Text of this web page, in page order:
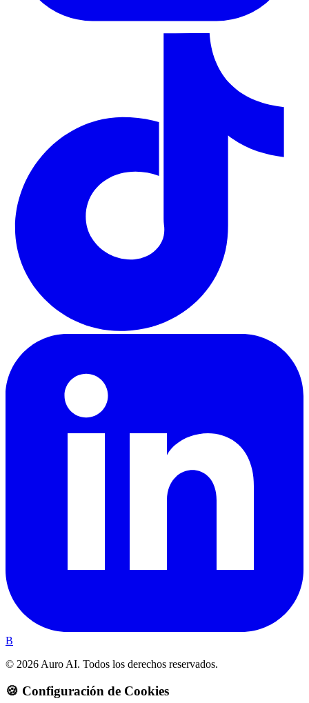
B
© 2026 Auro AI. Todos los derechos reservados.
🍪 Configuración de Cookies